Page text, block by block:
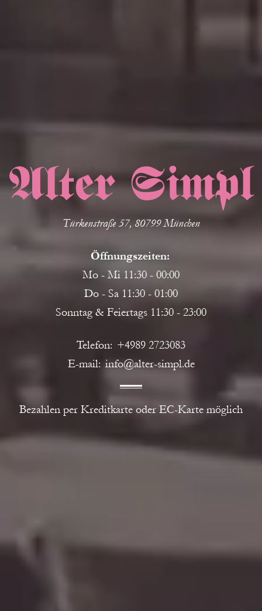
Alter Simpl
Türkenstraße 57, 80799 München
Öffnungszeiten
Mo - Mi 11:30 - 00:00
Do - Sa 11:30 - 01:00
Sonntag & Feiertags 11:30 - 23:00
Telefon +4989 2723083
E-mail info@alter-simpl.de
Bezahlen per Kreditkarte oder EC-Karte möglich